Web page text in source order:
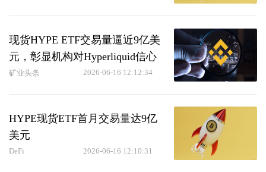
现货HYPE ETF交易量逼近9亿美
元，彰显机构对Hyperliquid信心
矿业头条 2026-06-16 12:12:34
HYPE现货ETF首月交易量达9亿
美元
DeFi 2026-06-16 12:10:31